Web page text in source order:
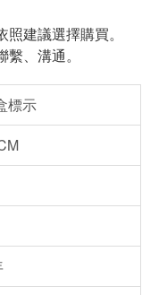
建議選擇購買。
、溝通。
標示